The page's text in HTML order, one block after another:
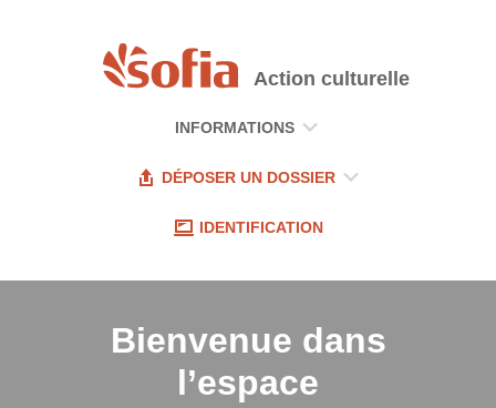
Action culturelle
INFORMATIONS
DÉPOSER UN DOSSIER
IDENTIFICATION
Bienvenue dans
l’espace